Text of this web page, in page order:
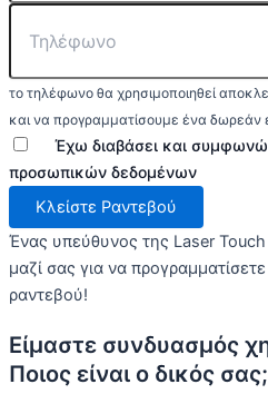
το τηλέφωνο θα χρησιμοποιηθεί
και να προγραμματίσουμε ένα δωρεάν
Έχω διαβάσει και
προσωπικών δεδομένων
Κλείστε Ραντεβού
Ένας υπεύθυνος της Laser
μαζί σας για να
ραντεβού!
Είμαστε συνδυασμός
Ποιος είναι ο δικός σας;